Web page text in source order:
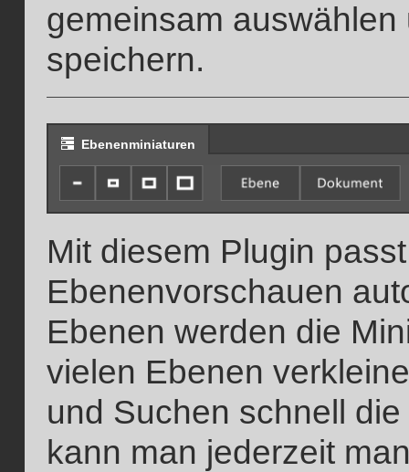
gemeinsam
speichern.
Ebenenminiaturen
Mit diesem Plugin
Ebenenvorschauen
Ebenen werden die
vielen Ebenen
und Suchen schnell
kann man jederzeit